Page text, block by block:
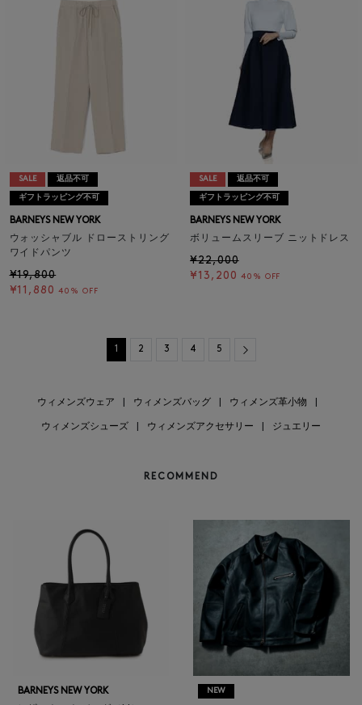
SALE 返品不可
ギフトラッピング不可
BARNEYS NEW YORK
ウォッシャブル ドローストリング
ワイドパンツ
¥19,800
¥11,880 40% OFF
SALE 返品不可
ギフトラッピング不可
BARNEYS NEW YORK
ボリュームスリーブ ニットドレス
¥22,000
¥13,200 40% OFF
1 2 3 4 5 Next
ウィメンズウェア ウィメンズバッグ ウィメンズ革小物
ウィメンズシューズ ウィメンズアクセサリー ジュエリー
RECOMMEND
BARNEYS NEW YORK
NEW